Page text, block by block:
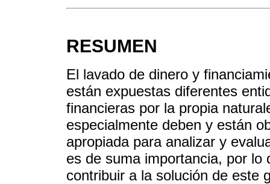
RESUMEN
El lavado de dinero y
están expuestas diferentes
financieras por la propia
especialmente deben y están
apropiada para analizar y
es de suma importancia, por lo
contribuir a la solución de este